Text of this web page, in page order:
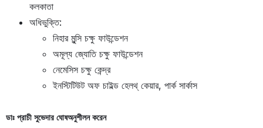
কলকাতা
অধিভুক্তি:
নিহার মুন্সি চক্ষু ফাউন্ডেশন
অমূল্য জ্যোতি চক্ষু ফাউন্ডেশন
নেমেসিস চক্ষু কেন্দ্র
ইনস্টিটিউট অফ চাইল্ড হেলথ্ কেয়ার, পার্ক সার্কাস
ডাঃ প্রাচী সুভেদার ঘোষঅনুশীলন করেন